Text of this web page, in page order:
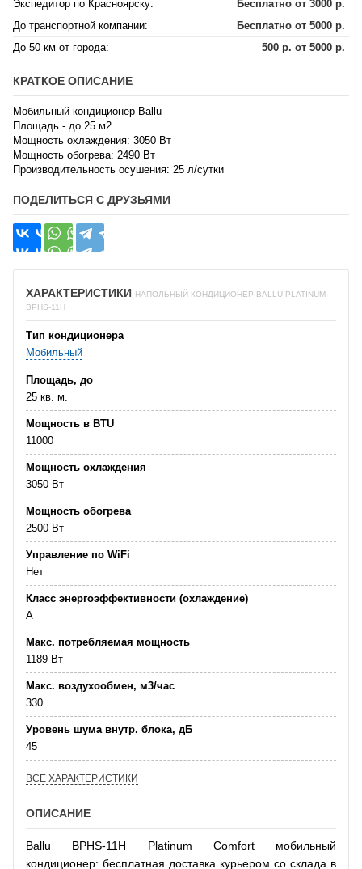
Экспедитор по Красноярску:
Бесплатно от 3000 р.
До транспортной компании:
Бесплатно от 5000 р.
До 50 км от города:
500 р. от 5000 р.
КРАТКОЕ ОПИСАНИЕ
Мобильный кондиционер Ballu
Площадь - до 25 м2
Мощность охлаждения: 3050 Вт
Мощность обогрева: 2490 Вт
Производительность осушения: 25 л/сутки
ПОДЕЛИТЬСЯ С ДРУЗЬЯМИ
ХАРАКТЕРИСТИКИ НАПОЛЬНЫЙ КОНДИЦИОНЕР BALLU PLATINUM
BPHS-11H
Тип кондиционера
Мобильный
Площадь, до
25 кв. м.
Мощность в BTU
11000
Мощность охлаждения
3050 Вт
Мощность обогрева
2500 Вт
Управление по WiFi
Нет
Класс энергоэффективности (охлаждение)
А
Макс. потребляемая мощность
1189 Вт
Макс. воздухообмен, м3/час
330
Уровень шума внутр. блока, дБ
45
ВСЕ ХАРАКТЕРИСТИКИ
ОПИСАНИЕ
Ballu BPHS-11H Platinum Comfort мобильный
кондиционер: бесплатная доставка курьером со склада в